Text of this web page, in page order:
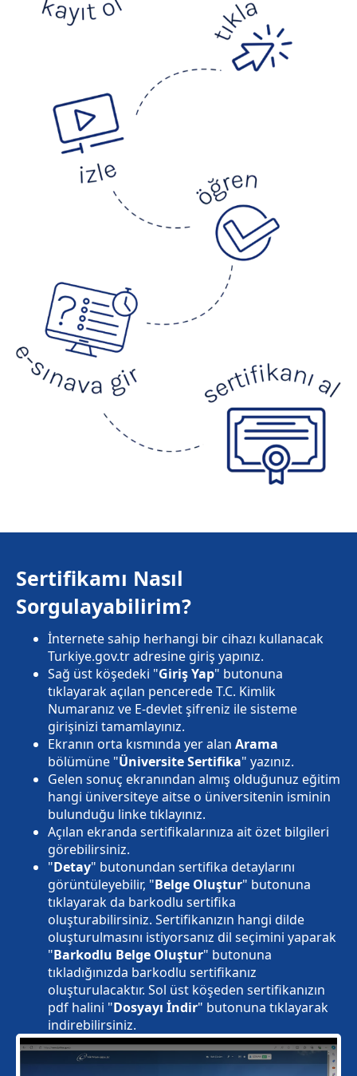
Sertifikamı Nasıl
Sorgulayabilirim?
İnternete sahip herhangi bir cihazı kullanacak
Turkiye.gov.tr adresine giriş yapınız.
Sağ üst köşedeki "Giriş Yap" butonuna
tıklayarak açılan pencerede T.C. Kimlik
Numaranız ve E-devlet şifreniz ile sisteme
girişinizi tamamlayınız.
Ekranın orta kısmında yer alan Arama
bölümüne "Üniversite Sertifika" yazınız.
Gelen sonuç ekranından almış olduğunuz eğitim
hangi üniversiteye aitse o üniversitenin isminin
bulunduğu linke tıklayınız.
Açılan ekranda sertifikalarınıza ait özet bilgileri
görebilirsiniz.
"Detay" butonundan sertifika detaylarını
görüntüleyebilir, "Belge Oluştur" butonuna
tıklayarak da barkodlu sertifika
oluşturabilirsiniz. Sertifikanızın hangi dilde
oluşturulmasını istiyorsanız dil seçimini yaparak
"Barkodlu Belge Oluştur" butonuna
tıkladığınızda barkodlu sertifikanız
oluşturulacaktır. Sol üst köşeden sertifikanızın
pdf halini "Dosyayı İndir" butonuna tıklayarak
indirebilirsiniz.